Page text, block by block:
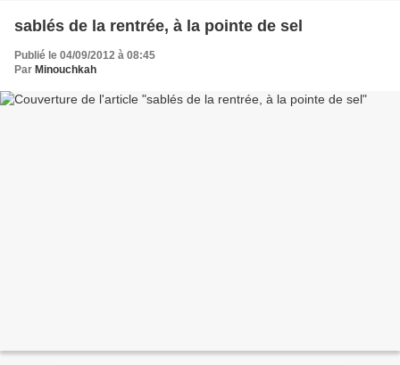
sablés de la rentrée, à la pointe de sel
Publié le 04/09/2012 à 08:45
Par Minouchkah